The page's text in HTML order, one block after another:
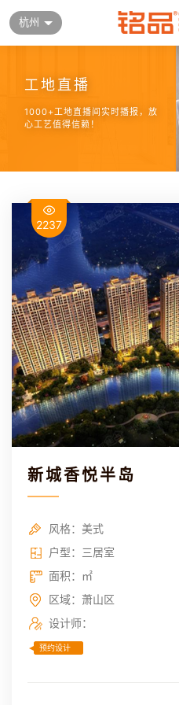
杭州
工地直播
1000+工地直播间实时播报，放
心工艺值得信赖！
2237
新城香悦半岛
风格：美式
户型：三居室
面积：㎡
区域：萧山区
设计师：
预约设计